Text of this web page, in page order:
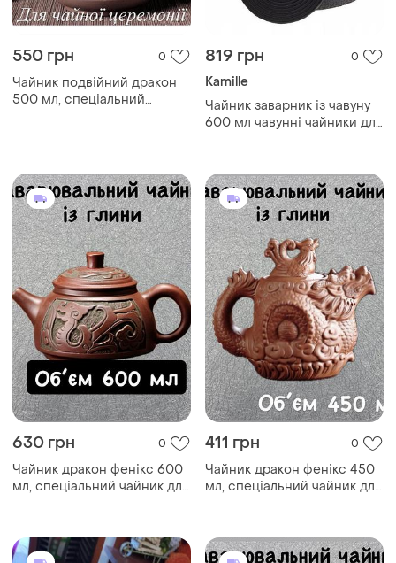
550 грн 0
Чайник подвійний дракон
500 мл, спеціальний
819 грн 0
Kamille
Чайник заварник із чавуну
600 мл чавунні чайники для
630 грн 0
Чайник дракон фенікс 600
мл, спеціальний чайник для
китайський чайник
411 грн 0
Чайник дракон фенікс 450
мл, спеціальний чайник для
китайський чайник